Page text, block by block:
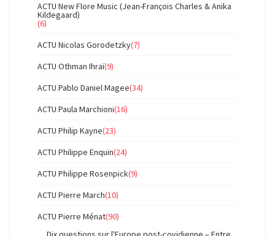
ACTU New Flore Music (Jean-François Charles & Anika
Kildegaard)
(6)
ACTU Nicolas Gorodetzky(7)
ACTU Othman Ihraï(9)
ACTU Pablo Daniel Magee(34)
ACTU Paula Marchioni(16)
ACTU Philip Kayne(23)
ACTU Philippe Enquin(24)
ACTU Philippe Rosenpick(9)
ACTU Pierre March(10)
ACTU Pierre Ménat(90)